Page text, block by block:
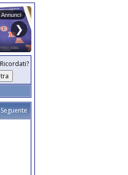
Ricordati?
Seguente